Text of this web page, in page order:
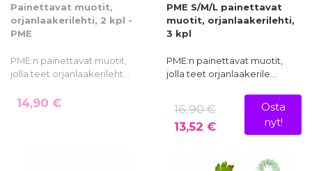
Painettavat muotit,
orjanlaakerilehti, 2 kpl -
PME
PME:n painettavat muotit,
jolla teet orjanlaakerileht…
14,90 €
PME S/M/L painettavat
muotit, orjanlaakerilehti,
3 kpl
PME:n painettavat muotit,
jolla teet orjanlaakerile…
16,90 €
13,52 €
Osta
nyt!